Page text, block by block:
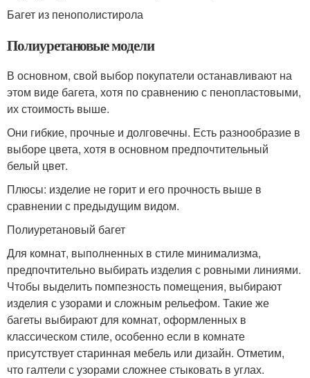
Багет из пенополистирола
Полиуретановые модели
В основном, свой выбор покупатели останавливают на
этом виде багета, хотя по сравнению с пенопластовыми,
их стоимость выше.
Они гибкие, прочные и долговечны. Есть разнообразие в
выборе цвета, хотя в основном предпочтительный
белый цвет.
Плюсы: изделие не горит и его прочность выше в
сравнении с предыдущим видом.
Полиуретановый багет
Для комнат, выполненных в стиле минимализма,
предпочтительно выбирать изделия с ровными линиями.
Чтобы выделить помпезность помещения, выбирают
изделия с узорами и сложным рельефом. Такие же
багеты выбирают для комнат, оформленных в
классическом стиле, особенно если в комнате
присутствует старинная мебель или дизайн. Отметим,
что галтели с узорами сложнее стыковать в углах.